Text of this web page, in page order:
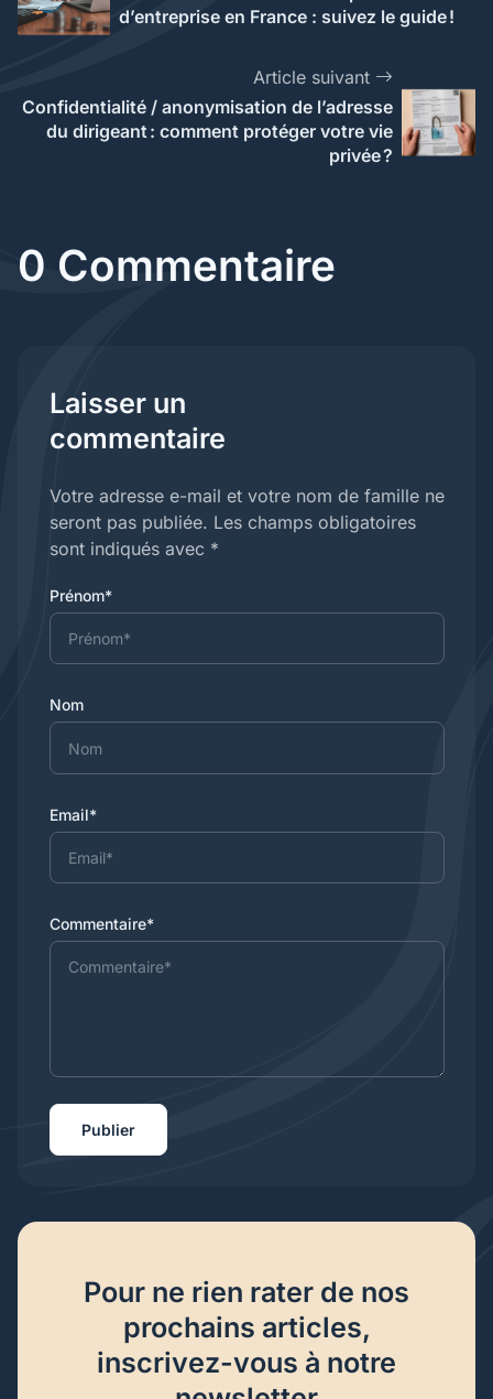
d’entreprise en France : suivez le guide !
Article suivant
Confidentialité / anonymisation de l’adresse
du dirigeant : comment protéger votre vie
privée ?
0 Commentaire
Laisser un
commentaire
Votre adresse e-mail et votre nom de famille ne
seront pas publiée. Les champs obligatoires
sont indiqués avec *
Prénom*
Nom
Email*
Commentaire*
Publier
Pour ne rien rater de nos
prochains articles,
inscrivez-vous à notre